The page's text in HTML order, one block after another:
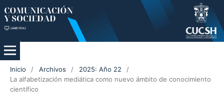
Inicio / Archivos / 2025: Año 22
/
La alfabetización mediática como nuevo ámbito de conocimiento
científico